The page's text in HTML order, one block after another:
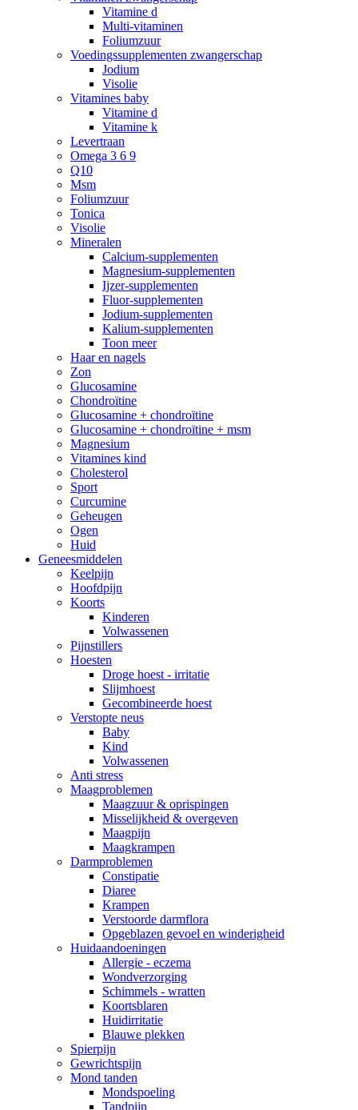
Vitamine d
Multi-vitaminen
Foliumzuur
Voedingssupplementen zwangerschap
Jodium
Visolie
Vitamines baby
Vitamine d
Vitamine k
Levertraan
Omega 3 6 9
Q10
Msm
Foliumzuur
Tonica
Visolie
Mineralen
Calcium-supplementen
Magnesium-supplementen
Ijzer-supplementen
Fluor-supplementen
Jodium-supplementen
Kalium-supplementen
Toon meer
Haar en nagels
Zon
Glucosamine
Chondroïtine
Glucosamine + chondroïtine
Glucosamine + chondroïtine + msm
Magnesium
Vitamines kind
Cholesterol
Sport
Curcumine
Geheugen
Ogen
Huid
Geneesmiddelen
Keelpijn
Hoofdpijn
Koorts
Kinderen
Volwassenen
Pijnstillers
Hoesten
Droge hoest - irritatie
Slijmhoest
Gecombineerde hoest
Verstopte neus
Baby
Kind
Volwassenen
Anti stress
Maagproblemen
Maagzuur & oprispingen
Misselijkheid & overgeven
Maagpijn
Maagkrampen
Darmproblemen
Constipatie
Diaree
Krampen
Verstoorde darmflora
Opgeblazen gevoel en winderigheid
Huidaandoeningen
Allergie - eczema
Wondverzorging
Schimmels - wratten
Koortsblaren
Huidirritatie
Blauwe plekken
Spierpijn
Gewrichtspijn
Mond tanden
Mondspoeling
Tandpijn